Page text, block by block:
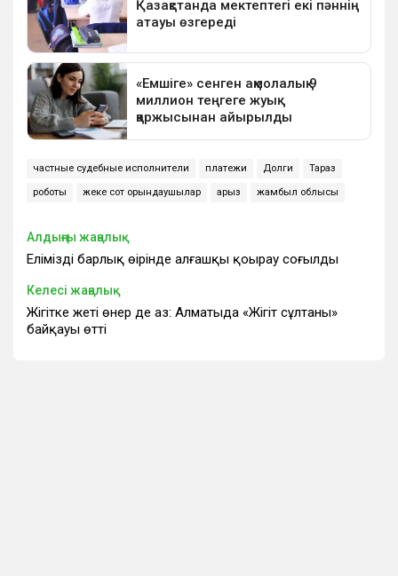
частные судебные исполнители платежи Долги Тараз
роботы жеке сот орындаушылар қарыз жамбыл облысы
Алдыңғы жаңалық
Еліміздің барлық өңірінде алғашқы қоңырау соғылды
Келесі жаңалық
Жігітке жеті өнер де аз: Алматыда «Жігіт сұлтаны»
байқауы өтті